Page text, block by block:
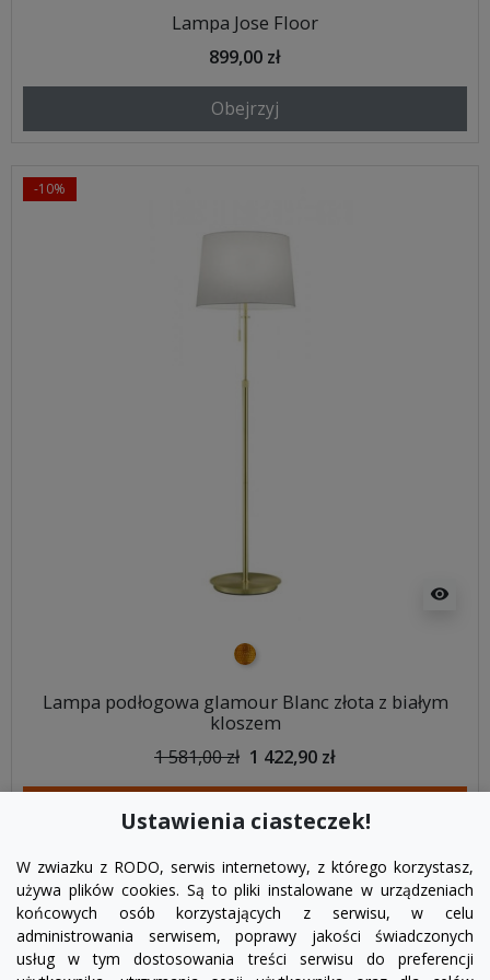
Lampa Jose Floor
899,00 zł
Obejrzyj
-10%
visibility
złoty
Lampa podłogowa glamour Blanc złota z białym
kloszem
1 581,00 zł 1 422,90 zł
Ustawienia ciasteczek!
W zwiazku z RODO, serwis internetowy, z którego korzystasz,
używa plików cookies. Są to pliki instalowane w urządzeniach
końcowych osób korzystających z serwisu, w celu
administrowania serwisem, poprawy jakości świadczonych
usług w tym dostosowania treści serwisu do preferencji